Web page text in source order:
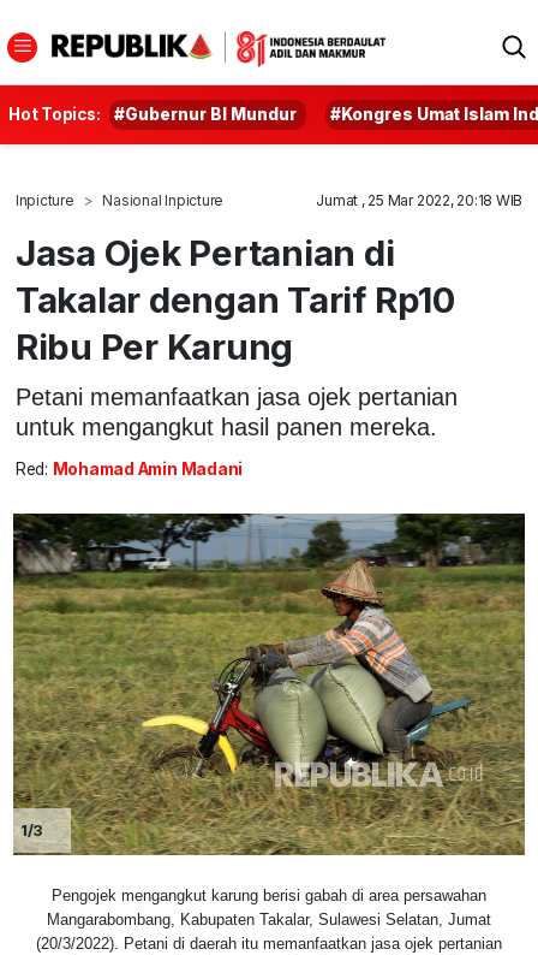
Hot Topics: #Gubernur BI Mundur #Kongres Umat Islam
Inpicture Nasional Inpicture Jumat , 25 Mar 2022, 20:18 WIB
Jasa Ojek Pertanian di
Takalar dengan Tarif Rp10
Ribu Per Karung
Petani memanfaatkan jasa ojek pertanian
untuk mengangkut hasil panen mereka.
Red: Mohamad Amin Madani
1/3
Pengojek mengangkut karung berisi gabah di area persawahan
Mangarabombang, Kabupaten Takalar, Sulawesi Selatan, Jumat
(20/3/2022). Petani di daerah itu memanfaatkan jasa ojek pertanian